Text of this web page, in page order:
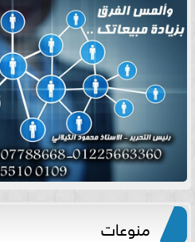
منوعات